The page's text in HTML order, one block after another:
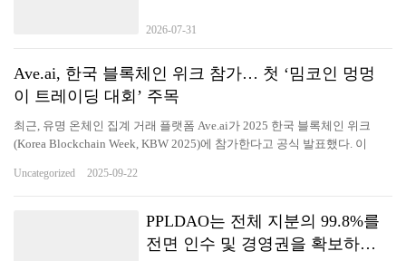
2026-07-31
Ave.ai, 한국 블록체인 위크 참가… 첫 ‘밈코인 멍멍
이 트레이딩 대회’ 주목
최근, 유명 온체인 집계 거래 플랫폼 Ave.ai가 2025 한국 블록체인 위크
(Korea Blockchain Week, KBW 2025)에 참가한다고 공식 발표했다. 이
업 행사에 스폰서로 참여할 뿐만 아니라, edgeX 등 글로벌 최상위 기관
장 진출을 알리는 중요한 신호로 해석된다. 📌 KBW 기간 동안 Ave.ai의 활
동 일정은 다음과 같다: ⚫️주제: Web3 Growth Summit시간: 9월 23일 13:30
장소: 222 Bongeunsa-ro, 강남구, 서울링크: https://luma.com/apkie5u1 ⚫️
Uncategorized 2025-09-22
PPLDAO는 전체 지분의 99.8%를
전면 인수 및 경영권을 확보하였